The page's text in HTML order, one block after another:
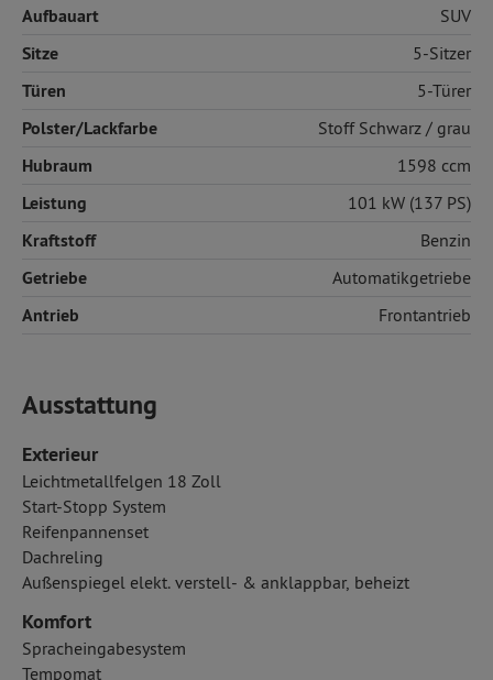
Aufbauart SUV
Sitze 5-Sitzer
Türen 5-Türer
Polster/Lackfarbe StoffSchwarz / grau
Hubraum 1598 ccm
Leistung 101 kW (137 PS)
Kraftstoff Benzin
Getriebe Automatikgetriebe
Antrieb Frontantrieb
Ausstattung
Exterieur
Leichtmetallfelgen 18 Zoll
Start-Stopp System
Reifenpannenset
Dachreling
Außenspiegel elekt. verstell- & anklappbar, beheizt
Komfort
Spracheingabesystem
Tempomat